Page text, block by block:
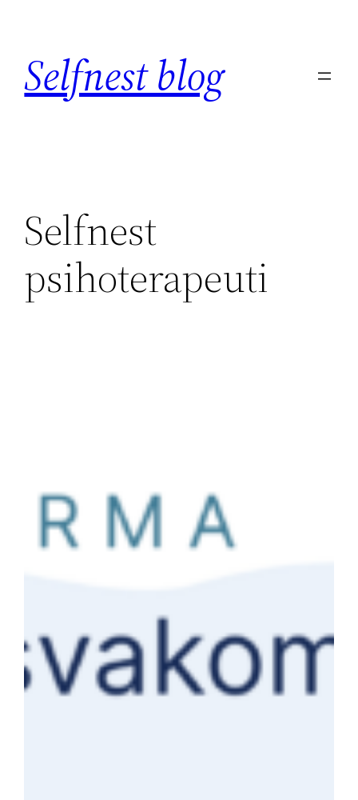
content
Selfnest blog
Selfnest
psihoterapeuti